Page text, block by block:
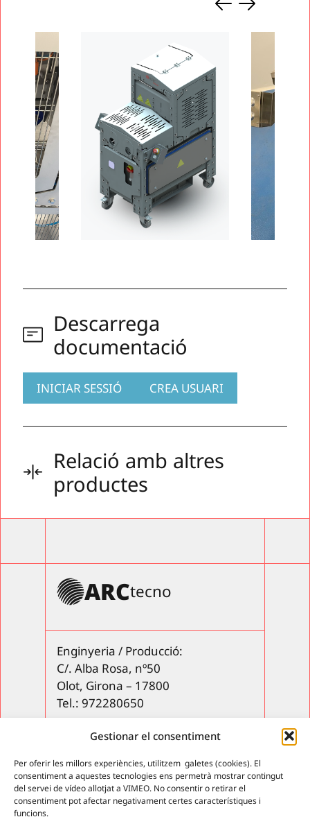
Gestionar el consentiment
Per oferir les millors experiències, utilitzem galetes (cookies). El
consentiment a aquestes tecnologies ens permetrà mostrar contingut
del servei de vídeo allotjat a VIMEO. No consentir o retirar el
consentiment pot afectar negativament certes característiques i
funcions.
Descarrega
documentació
INICIAR SESSIÓ CREA USUARI
Relació amb altres
productes
ARCtecno
Enginyeria / Producció:
C/. Alba Rosa, nº50
Olot, Girona – 17800
Tel.: 972280650
Productes
Servei postvenda
Contacte